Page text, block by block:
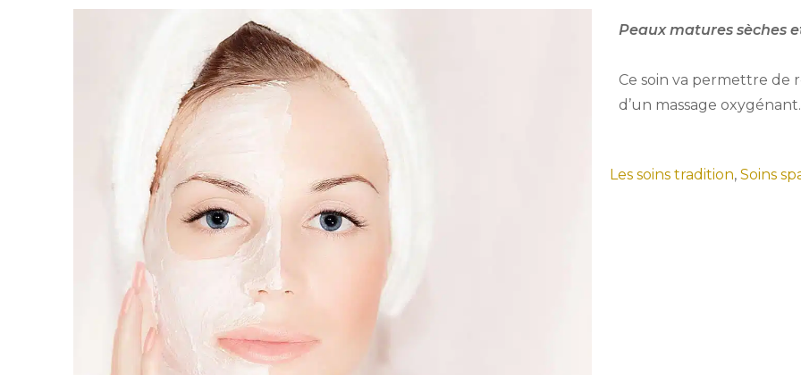
Peaux matures sèches
Ce soin va permettre de
d’un massage
Les soins tradition, Soins